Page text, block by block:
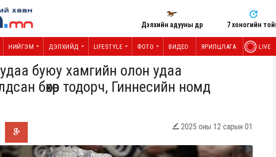
Дэлхийн адууны өдөр 7 хоногийн
НИЙГЭМ ДЭЛХИЙД LIFESTYLE ФОТО ВИДЕО ЯРИЛЦЛАГА LIVE
буюу xамгийн олон удаа
бөxөөр тодорч, Гиннесийн номд
 2025 оны 12 сарын 01